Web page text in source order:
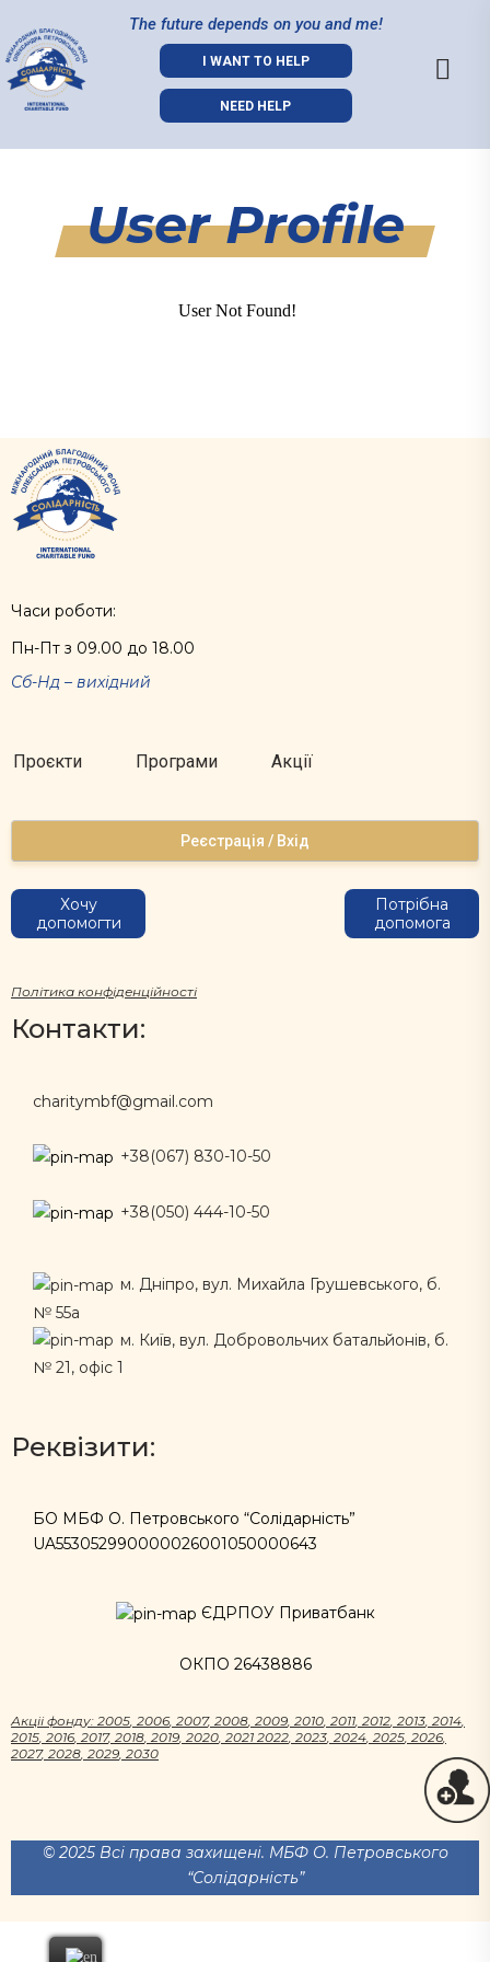
The future depends on you and me!
I WANT TO HELP
NEED HELP
User Profile
User Not Found!
Часи роботи:
Пн-Пт з 09.00 до 18.00
Сб-Нд – вихідний
Проєкти Програми Акції
Реєстрація / Вхід
Хочу
допомогти
Потрібна
допомога
Політика конфіденційності
Контакти:
charitymbf@gmail.com
+38(067) 830-10-50
+38(050) 444-10-50
м. Дніпро, вул. Михайла Грушевського, б.
№ 55а
м. Київ, вул. Добровольчих батальйонів, б.
№ 21, офіс 1
Реквізити:
БО МБФ О. Петровського “Солідарність”
UA553052990000026001050000643
ЄДРПОУ Приватбанк
ОКПО 26438886
Акцii фонду: 2005, 2006, 2007, 2008, 2009, 2010, 2011, 2012, 2013, 2014,
2015, 2016, 2017, 2018, 2019, 2020, 2021 2022, 2023, 2024, 2025, 2026,
2027, 2028, 2029, 2030
© 2025 Всі права захищені. МБФ О. Петровського
“Солідарність”